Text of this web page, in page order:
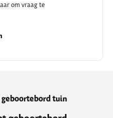
om vraag te
geboortebord tuin